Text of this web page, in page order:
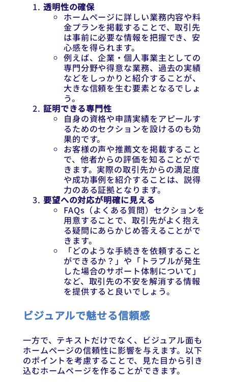
透明性の確保
ホームページに詳しい業務内容や料
金プランを掲載することで、取引先
は事前に必要な情報を把握でき、安
心感を得られます。
例えば、企業・個人事業主としての
専門分野や得意な業務、過去の実績
などをしっかりと紹介することが、
大きな信頼を生む要素となるでしょ
う。
証明できる専門性
自身の資格や申請実績をアピールす
るためのセクションを設けるのも効
果的です。
お客様の声や推薦文を掲載すること
で、他者からの評価を知ることがで
きます。実際の取引先からの満足度
や成功事例を紹介することは、説得
力のある証拠となります。
要望への対応が明確に見える
FAQs（よくある質問）セクションを
用意することで、取引先がよく抱え
る疑問にあらかじめ答えることがで
きます。
「どのような手続きを依頼すること
ができるか？」や「トラブルが発生
した場合のサポート体制について」
など、取引先の不安を解消する情報
を提供すると良いでしょう。
ビジュアルで魅せる信頼感
一方で、テキストだけでなく、ビジュアル面も
ホームページの信頼性に影響を与えます。以下
のポイントを考慮することで、見た目から引き
込むホームページを作ることができます。